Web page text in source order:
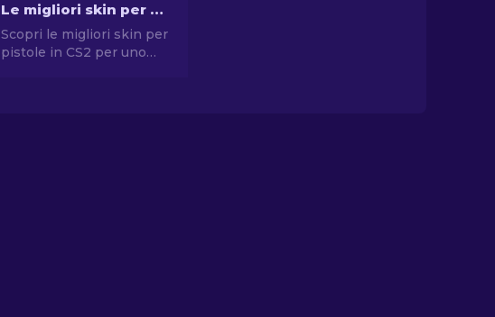
Le migliori skin per pistola in CS2 [2026]
Scopri le migliori skin per
pistole in CS2 per uno